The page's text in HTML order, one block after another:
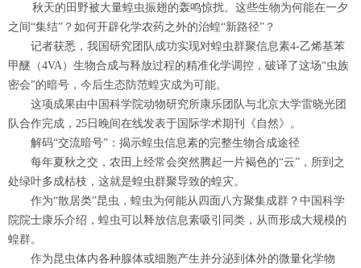
秋天的田野被大量蝗虫振翅的轰鸣惊扰。这些生物为何能在一夕
之间“集结”？如何开辟化学农药之外的治蝗“新路径”？
记者获悉，我国研究团队成功实现对蝗虫群聚信息素4-乙烯基苯
甲醚（4VA）生物合成与释放过程的精准化学调控，破译了这场“虫族
密会”的暗号，今后生态防范蝗灾成为可能。
这项成果由中国科学院动物研究所康乐团队与北京大学雷晓光团
队合作完成，25日晚间在线发表于国际学术期刊《自然》。
解码“交流暗号”：揭示蝗虫信息素的完整生物合成途径
每年夏秋之交，农田上经常会突然腾起一片褐色的“云”，所到之
处绿叶多成枯枝，这就是蝗虫群聚导致的蝗灾。
作为“散居类”昆虫，蝗虫为何能从四面八方聚集成群？中国科学
院院士康乐介绍，蝗虫可以释放信息素吸引同类，从而形成大规模的
蝗群。
作为昆虫体内各种腺体或细胞产生并分泌到体外的微量化学物